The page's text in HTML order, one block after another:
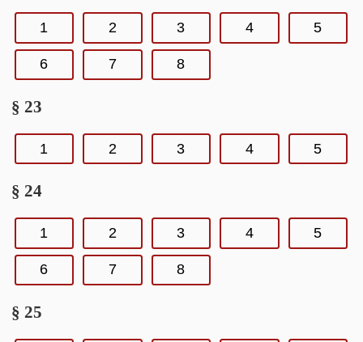
1 2 3 4 5
6 7 8
§ 23
1 2 3 4 5
§ 24
1 2 3 4 5
6 7 8
§ 25